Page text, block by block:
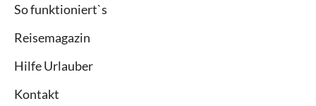
So funktioniert`s
Reisemagazin
Hilfe Urlauber
Kontakt